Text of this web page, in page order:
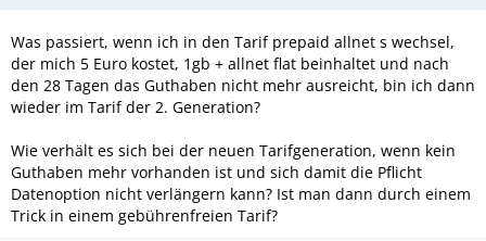
Was passiert, wenn ich in den Tarif prepaid allnet s wechsel,
der mich 5 Euro kostet, 1gb + allnet flat beinhaltet und nach
den 28 Tagen das Guthaben nicht mehr ausreicht, bin ich dann
wieder im Tarif der 2. Generation?
Wie verhält es sich bei der neuen Tarifgeneration, wenn kein
Guthaben mehr vorhanden ist und sich damit die Pflicht
Datenoption nicht verlängern kann? Ist man dann durch einem
Trick in einem gebührenfreien Tarif?